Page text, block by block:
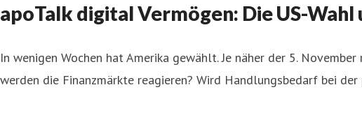
apoTalk digital Vermögen: Die US-
In wenigen Wochen hat Amerika gewählt. Je näher der 5.
werden die Finanzmärkte reagieren? Wird Handlungsbedarf bei